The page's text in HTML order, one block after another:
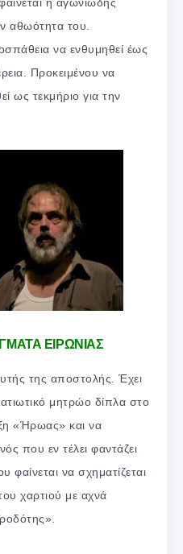
αθωότητα του.
να ενθυμηθεί έως
Προκειμένου να
ως τεκμήριο για την
ΕΙΡΩΝΙΑΣ
της αποστολής. Έχει
μητρώο δίπλα στο
«Ήρωας» και να
που εν τέλει φαντάζει
φαίνεται να σχηματίζεται
χαρτιού με αχνά